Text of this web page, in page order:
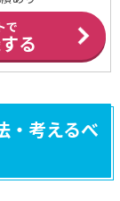
で
る
・考えるべ